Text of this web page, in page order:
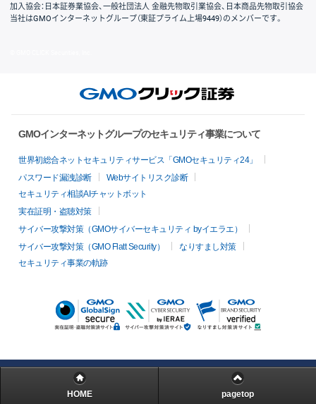
加入協会：日本証券業協会、一般社団法人 金融先物取引業協会、日本商品先物取引協会
当社はGMOインターネットグループ（東証プライム上場9449）のメンバーです。
GMOインターネットグループのセキュリティ事業について
世界初総合ネットセキュリティサービス「GMOセキュリティ24」
パスワード漏洩診断
Webサイトリスク診断
セキュリティ相談AIチャットボット
実在証明・盗聴対策
サイバー攻撃対策（GMOサイバーセキュリティ byイエラエ）
サイバー攻撃対策（GMO Flatt Security）
なりすまし対策
セキュリティ事業の軌跡
HOME pagetop